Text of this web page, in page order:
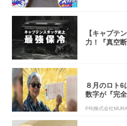
【キャプテ
力！『真空
８月のロト
数字が『完
PR(株式会社